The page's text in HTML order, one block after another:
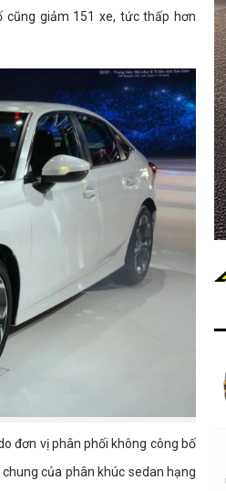
cũng giảm 151 xe, tức thấp hơn
đơn vị phân phối không công bố
của phân khúc sedan hạng